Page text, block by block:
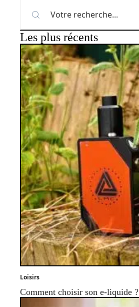
Les plus récents
Loisirs
Comment choisir son e-liquide ?